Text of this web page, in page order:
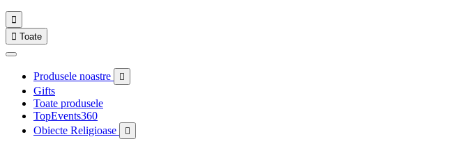

 Toate
Produsele noastre 
Gifts
Toate produsele
TopEvents360
Obiecte Religioase
